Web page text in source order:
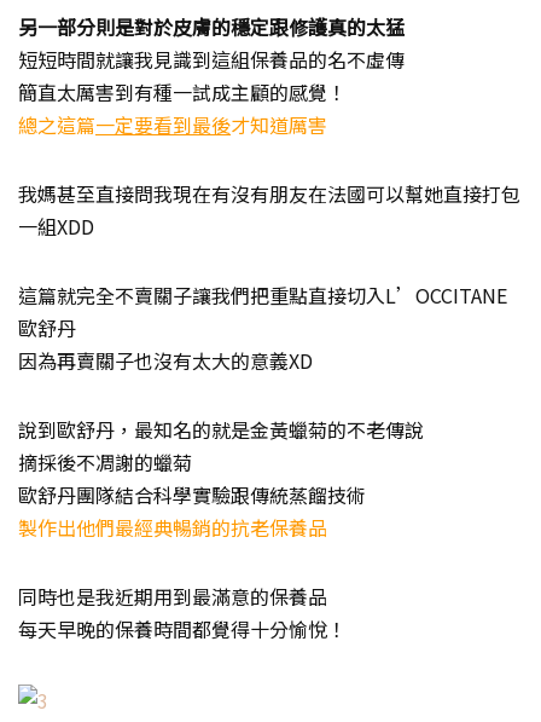
另一部分則是對於皮膚的穩定跟修護真的太猛
短短時間就讓我見識到這組保養品的名不虛傳
簡直太厲害到有種一試成主顧的感覺！
總之這篇一定要看到最後才知道厲害
我媽甚至直接問我現在有沒有朋友在法國可以幫她直接打包
一組XDD
這篇就完全不賣關子讓我們把重點直接切入L’OCCITANE
歐舒丹
因為再賣關子也沒有太大的意義XD
說到歐舒丹，最知名的就是金黃蠟菊的不老傳說
摘採後不凋謝的蠟菊
歐舒丹團隊結合科學實驗跟傳統蒸餾技術
製作出他們最經典暢銷的抗老保養品
同時也是我近期用到最滿意的保養品
每天早晚的保養時間都覺得十分愉悅！